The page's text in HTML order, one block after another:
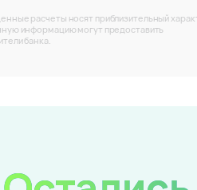
расчеты носят приблизительный
информацию могут предоставить
банка.